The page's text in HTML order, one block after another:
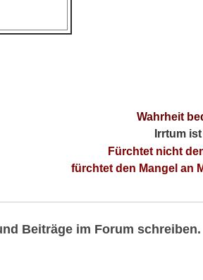
Wahrheit
Irrtum
Fürchtet nicht
fürchtet den Mangel an
Beiträge im Forum schreiben.